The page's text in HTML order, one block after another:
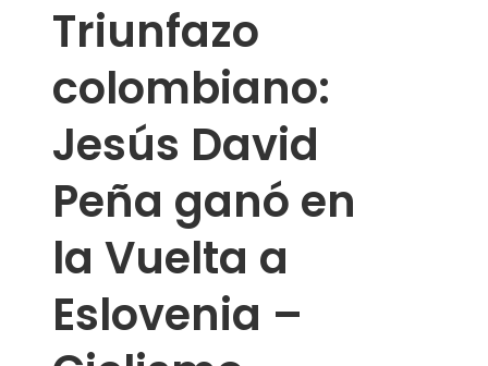
Triunfazo
colombiano:
Jesús David
Peña ganó en
la Vuelta a
Eslovenia –